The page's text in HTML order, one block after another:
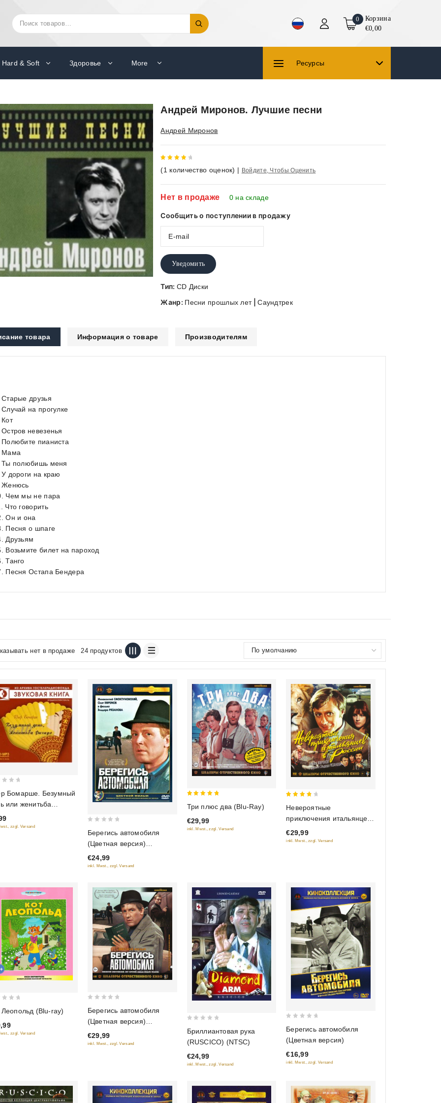
Искать: 0
Корзина
€0,00
Hard & Soft Здоровье More Ресурсы
Андрей Миронов. Лучшие песни
Андрей Миронов
of 5
(1 количество оценок) | Войдите, Чтобы Оценить
Нет в продаже 0 на складе
Сообщить о поступлении в продажу
Уведомить
Тип: CD Диски
Жанр: Песни прошлых лет|Саундтрек
товара Информация о товаре Производителям
Старые друзья
Случай на прогулке
невезенья
пианиста
Мама
Ты полюбишь меня
дороги на краю
Женюсь
Чем мы не пара
Что говорить
Он и она
Песня о шпаге
Друзьям
Возьмите билет на пароход
Танго
Песня Остапа Бендера
нет в продаже 24 продуктов
Бомарше. Безумный
или женитьба
Радиоспектакль
mp3)
zzgl. Versand
out
of
5
Берегись автомобиля
(Цветная версия)
(Крупный план) (2 DVD)
€24,99
inkl. Mwst., zzgl. Versand
out of 5
Три плюс два (Blu-Ray)
€29,99
inkl. Mwst., zzgl. Versand
out of
5
Невероятные
приключения итальянцев
в России (Blu-Ray)
€29,99
inkl. Mwst., zzgl. Versand
Леопольд (Blu-ray)
zzgl. Versand
out
of
5
Берегись автомобиля
(Цветная версия)
(Шедевры отечественного
кино) (Blu-ray)
€29,99
inkl. Mwst., zzgl. Versand
out
of
5
Бриллиантовая рука
(RUSCICO) (NTSC)
€24,99
inkl. Mwst., zzgl. Versand
out
of
5
Берегись автомобиля
(Цветная версия)
€16,99
inkl. Mwst., zzgl. Versand